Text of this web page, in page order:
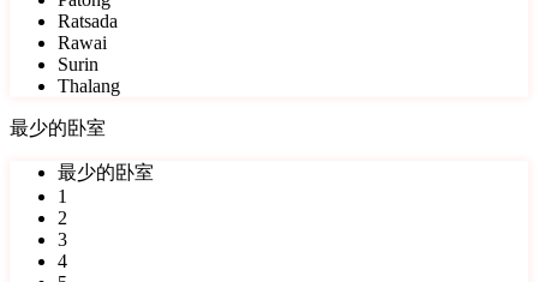
Ratsada
Rawai
Surin
Thalang
最少的卧室
最少的卧室
1
2
3
4